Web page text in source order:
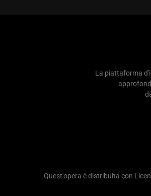
La piattaforma
Quest'opera è distribuita con